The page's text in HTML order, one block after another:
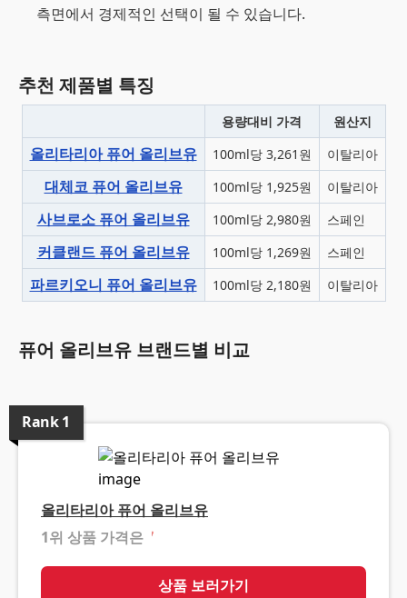
측면에서 경제적인 선택이 될 수 있습니다.
추천 제품별 특징
용량대비 가격 원산지
올리타리아 퓨어 올리브유 100ml당 3,261원 이탈리아
대체코 퓨어 올리브유 100ml당 1,925원 이탈리아
사브로소 퓨어 올리브유 100ml당 2,980원 스페인
커클랜드 퓨어 올리브유 100ml당 1,269원 스페인
파르키오니 퓨어 올리브유 100ml당 2,180원 이탈리아
퓨어 올리브유 브랜드별 비교
Rank1
올리타리아 퓨어 올리브유
1위 상품 가격은 ❓
상품 보러가기